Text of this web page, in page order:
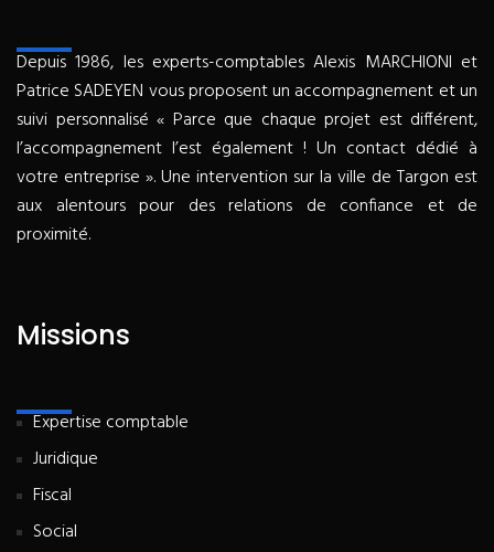
Depuis 1986, les experts-comptables Alexis MARCHIONI et
Patrice SADEYEN vous proposent un accompagnement et un
suivi personnalisé « Parce que chaque projet est différent,
l’accompagnement l’est également ! Un contact dédié à
votre entreprise ». Une intervention sur la ville de Targon est
aux alentours pour des relations de confiance et de
proximité.
Missions
Expertise comptable
Juridique
Fiscal
Social